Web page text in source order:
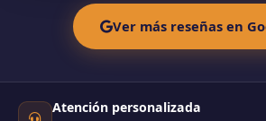
Ver más reseñas en
Atención personalizada